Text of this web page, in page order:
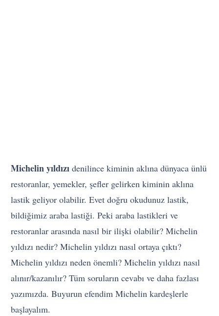
Michelin yıldızı denilince kiminin aklına dünyaca ünlü
restoranlar, yemekler, şefler gelirken kiminin aklına
lastik geliyor olabilir. Evet doğru okudunuz lastik,
bildiğimiz araba lastiği. Peki araba lastikleri ve
restoranlar arasında nasıl bir ilişki olabilir? Michelin
yıldızı nedir? Michelin yıldızı nasıl ortaya çıktı?
Michelin yıldızı neden önemli? Michelin yıldızı nasıl
alınır/kazanılır? Tüm soruların cevabı ve daha fazlası
yazımızda. Buyurun efendim Michelin kardeşlerle
başlayalım.